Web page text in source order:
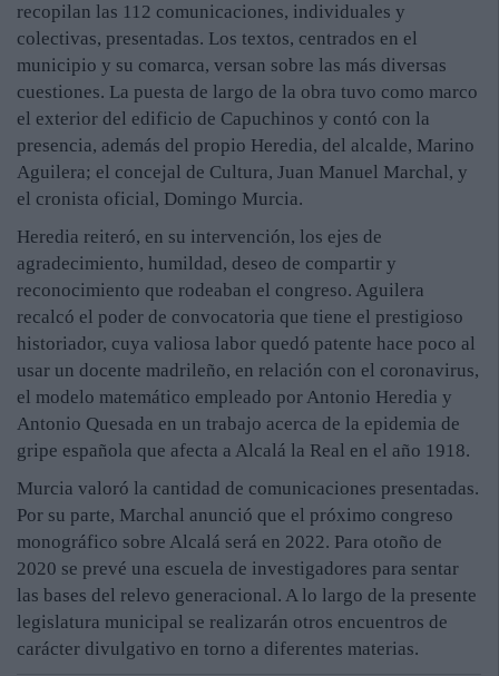
recopilan las 112 comunicaciones, individuales y
colectivas, presentadas. Los textos, centrados en el
municipio y su comarca, versan sobre las más diversas
cuestiones. La puesta de largo de la obra tuvo como marco
el exterior del edificio de Capuchinos y contó con la
presencia, además del propio Heredia, del alcalde, Marino
Aguilera; el concejal de Cultura, Juan Manuel Marchal, y
el cronista oficial, Domingo Murcia.
Heredia reiteró, en su intervención, los ejes de
agradecimiento, humildad, deseo de compartir y
reconocimiento que rodeaban el congreso. Aguilera
recalcó el poder de convocatoria que tiene el prestigioso
historiador, cuya valiosa labor quedó patente hace poco al
usar un docente madrileño, en relación con el coronavirus,
el modelo matemático empleado por Antonio Heredia y
Antonio Quesada en un trabajo acerca de la epidemia de
gripe española que afecta a Alcalá la Real en el año 1918.
Murcia valoró la cantidad de comunicaciones presentadas.
Por su parte, Marchal anunció que el próximo congreso
monográfico sobre Alcalá será en 2022. Para otoño de
2020 se prevé una escuela de investigadores para sentar
las bases del relevo generacional. A lo largo de la presente
legislatura municipal se realizarán otros encuentros de
carácter divulgativo en torno a diferentes materias.